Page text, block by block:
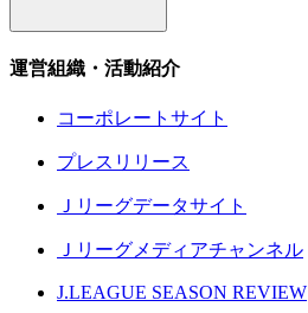
運営組織・活動紹介
コーポレートサイト
プレスリリース
Ｊリーグデータサイト
Ｊリーグメディアチャンネル
J.LEAGUE SEASON REVIEW